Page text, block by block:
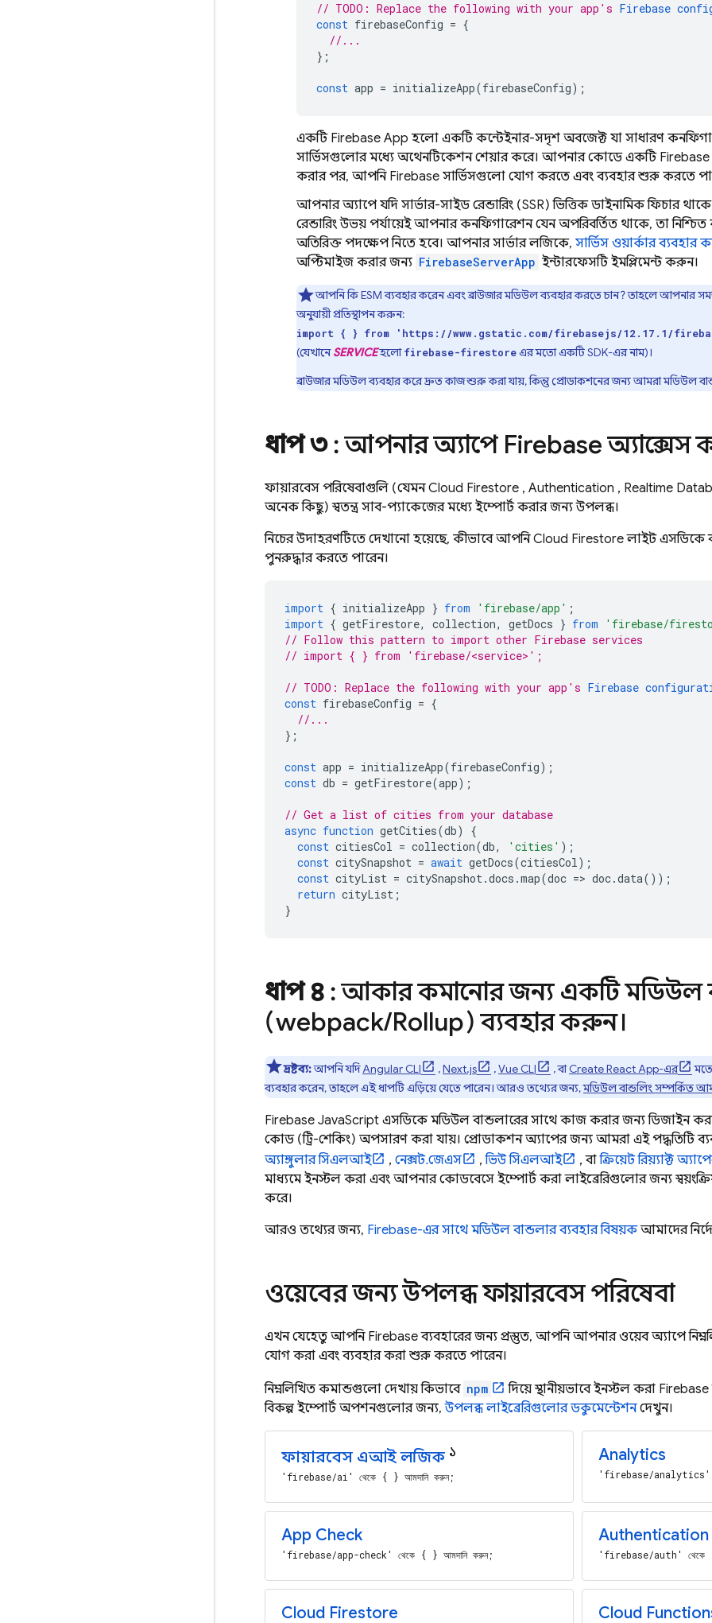
// TODO: Replace the following with your app's Firebase
const firebaseConfig = {
//...
};
const app = initializeApp(firebaseConfig);
একটি Firebase App হলো একটি কন্টেইনার-সদৃশ অবজেক্ট যা সাধারণ
সার্ভিসগুলোর মধ্যে অথেনটিকেশন শেয়ার করে। আপনার কোডে একটি Firebase
করার পর, আপনি Firebase সার্ভিসগুলো যোগ করতে এবং ব্যবহার শুরু করতে
আপনার অ্যাপে যদি সার্ভার-সাইড রেন্ডারিং (SSR) ভিত্তিক ডাইনামিক ফিচার থাকে,
রেন্ডারিং উভয় পর্যায়েই আপনার কনফিগারেশন যেন অপরিবর্তিত থাকে, তা
অতিরিক্ত পদক্ষেপ নিতে হবে। আপনার সার্ভার লজিকে, সার্ভিস ওয়ার্কার ব্যবহার
অপ্টিমাইজ করার জন্য FirebaseServerApp ইন্টারফেসটি ইমপ্লিমেন্ট করুন।
আপনি কি ESM ব্যবহার করেন এবং ব্রাউজার মডিউল ব্যবহার করতে চান? তাহলে আপনার
অনুযায়ী প্রতিস্থাপন করুন:
import { } from 'https://www.gstatic.com/firebasejs/12.17.1/
(যেখানেSERVICEহলোfirebase-firestoreএর মতো একটি SDK-এর নাম)।
ব্রাউজার মডিউল ব্যবহার করে দ্রুত কাজ শুরু করা যায়, কিন্তু প্রোডাকশনের জন্য আমরা মডিউল
ধাপ ৩: আপনার অ্যাপে Firebase অ্যাক্সেস
ফায়ারবেস পরিষেবাগুলি (যেমনCloud Firestore , Authentication , Realtime
অনেক কিছু) স্বতন্ত্র সাব-প্যাকেজের মধ্যে ইম্পোর্ট করার জন্য উপলব্ধ।
নিচের উদাহরণটিতে দেখানো হয়েছে, কীভাবে আপনিCloud Firestoreলাইট এসডিকে
পুনরুদ্ধার করতে পারেন।
import { initializeApp } from 'firebase/app' ;
import { getFirestore, collection, getDocs } from 'firebase/
// Follow this pattern to import other Firebase services
// import { } from 'firebase/<service>';
// TODO: Replace the following with your app's Firebase
const firebaseConfig = {
//...
};
const app = initializeApp(firebaseConfig);
const db = getFirestore(app);
// Get a list of cities from your database
async function getCities(db)
{
const citiesCol = collection(db, 'cities' );
const citySnapshot = await getDocs(citiesCol);
const cityList = citySnapshot.docs .map(doc => doc.data());
return cityList ;
}
ধাপ ৪ : আকার কমানোর জন্য একটি মডিউল
(webpack/Rollup) ব্যবহার করুন।
দ্রষ্টব্য:আপনি যদিAngular CLI ,Next.js ,Vue CLI , বাCreate React App-এর
ব্যবহার করেন, তাহলে এই ধাপটি এড়িয়ে যেতে পারেন। আরও তথ্যের জন্য,মডিউল বান্ডলিং সম্পর্কিত
Firebase JavaScript এসডিকে মডিউল বান্ডলারের সাথে কাজ করার জন্য ডিজাইন
কোড (ট্রি-শেকিং) অপসারণ করা যায়। প্রোডাকশন অ্যাপের জন্য আমরা এই পদ্ধতিটি
অ্যাঙ্গুলার সিএলআই
, নেক্সট.জেএস ,ভিউ সিএলআই , বাক্রিয়েট রিয়্যাক্ট
মাধ্যমে ইনস্টল করা এবং আপনার কোডবেসে ইম্পোর্ট করা লাইব্রেরিগুলোর জন্য
করে।
আরও তথ্যের জন্য, Firebase-এর সাথে মডিউল বান্ডলার ব্যবহার বিষয়কআমাদের
ওয়েবের জন্য উপলব্ধ ফায়ারবেস পরিষেবা
এখন যেহেতু আপনি Firebase ব্যবহারের জন্য প্রস্তুত, আপনি আপনার ওয়েব অ্যাপে
যোগ করা এবং ব্যবহার করা শুরু করতে পারেন।
নিম্নলিখিত কমান্ডগুলো দেখায় কিভাবে npm
দিয়ে স্থানীয়ভাবে ইনস্টল করা
বিকল্প ইম্পোর্ট অপশনগুলোর জন্য,উপলব্ধ লাইব্রেরিগুলোর ডকুমেন্টেশনদেখুন।
ফায়ারবেস এআই লজিক ১
'firebase/ai' থেকে { } আমদানি করুন;
Analytics
'firebase/analytics'
App Check
'firebase/app-check' থেকে { } আমদানি করুন;
Authentication
'firebase/auth' থেকে {
Cloud Firestore Cloud